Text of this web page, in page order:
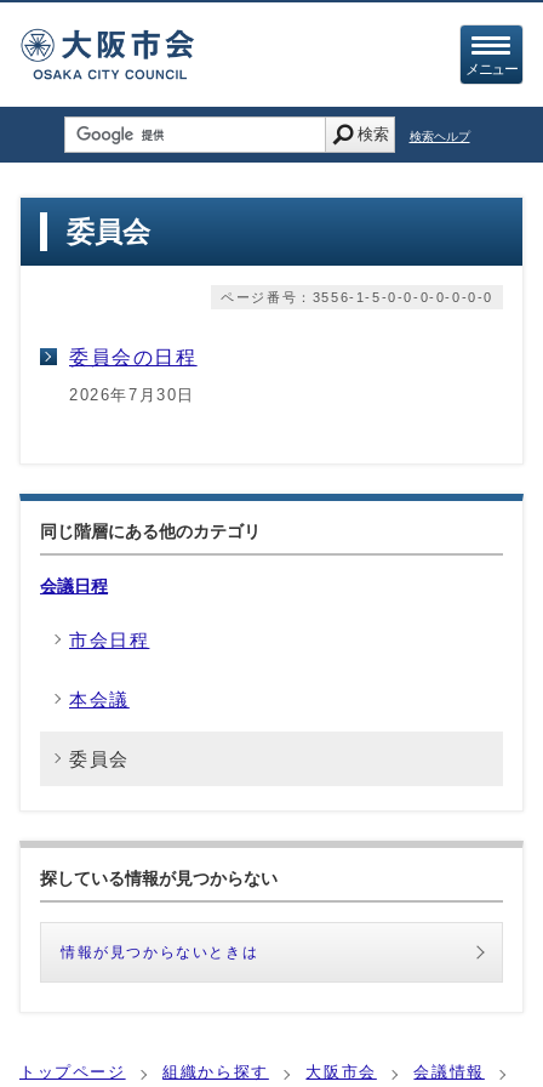
メニュー
検索 検索ヘルプ
委員会
ページ番号：3556-1-5-0-0-0-0-0-0-0
委員会の日程
2026年7月30日
同じ階層にある他のカテゴリ
会議日程
市会日程
本会議
委員会
探している情報が見つからない
情報が見つからないときは
トップページ 組織から探す 大阪市会 会議情報